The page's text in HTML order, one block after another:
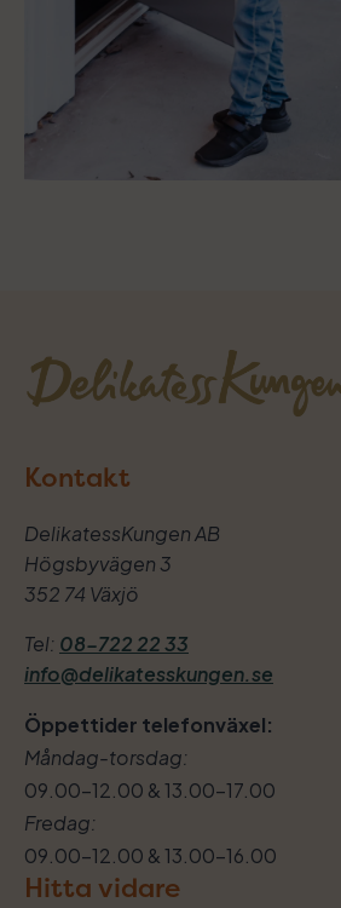
Kontakt
DelikatessKungen AB
Högsbyvägen 3
352 74 Växjö
Tel: 08-722 22 33
info@delikatesskungen.se
Öppettider telefonväxel:
Måndag-torsdag:
09.00–12.00 & 13.00–17.00
Fredag:
09.00–12.00 & 13.00–16.00
Hitta vidare